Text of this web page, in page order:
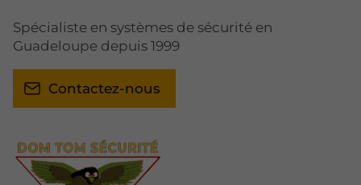
Spécialiste en systèmes de sécurité en
Guadeloupe depuis 1999
Contactez-nous